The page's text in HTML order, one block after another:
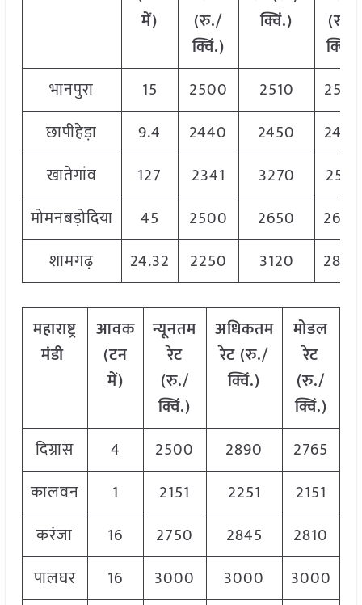
में)
(रु./
क्विं.)
क्विं.)
(रु
क्विं
भानपुरा
15 2500 2510
2505
छापीहेड़ा
9.4 2440 2450
2445
खातेगांव
127 2341 3270
2581
मोमनबड़ोदिया
45 2500 2650
2600
शामगढ़
24.32 2250 3120 2800
महाराष्ट्र
मंडी
आवक
(टन
में)
न्यूनतम
रेट
(रु./
क्विं.)
अधिकतम
रेट (रु./
क्विं.)
मोडल
रेट
(रु./
क्विं.)
दिग्रास
4 2500 2890
2765
कालवन
1 2151 2251
2151
करंजा
16 2750 2845
2810
पालघर
16 3000 3000
3000